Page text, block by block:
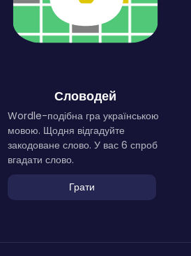
Словодей
Wordle-подібна гра українською
мовою. Щодня відгадуйте
закодоване слово. У вас 6 спроб
вгадати слово.
Грати